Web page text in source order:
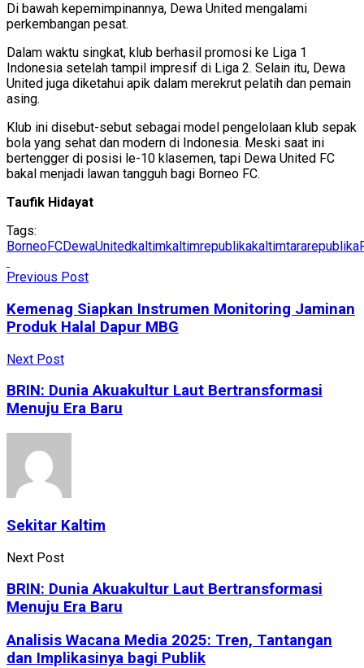
Di bawah kepemimpinannya, Dewa United mengalami
perkembangan pesat.
Dalam waktu singkat, klub berhasil promosi ke Liga 1
Indonesia setelah tampil impresif di Liga 2. Selain itu, Dewa
United juga diketahui apik dalam merekrut pelatih dan pemain
asing.
Klub ini disebut-sebut sebagai model pengelolaan klub sepak
bola yang sehat dan modern di Indonesia. Meski saat ini
bertengger di posisi le-10 klasemen, tapi Dewa United FC
bakal menjadi lawan tangguh bagi Borneo FC.
Taufik Hidayat
Tags:
BorneoFCDewaUnited kaltimkaltimrepublikakaltimtararepublika
Previous Post
Kemenag Siapkan Instrumen Monitoring Jaminan
Produk Halal Dapur MBG
Next Post
BRIN: Dunia Akuakultur Laut Bertransformasi
Menuju Era Baru
Sekitar Kaltim
Next Post
BRIN: Dunia Akuakultur Laut Bertransformasi
Menuju Era Baru
Analisis Wacana Media 2025: Tren, Tantangan
dan Implikasinya bagi Publik